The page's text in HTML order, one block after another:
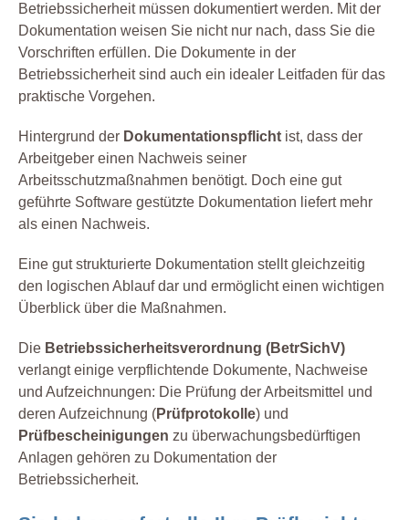
Betriebssicherheit müssen dokumentiert werden. Mit der
Dokumentation weisen Sie nicht nur nach, dass Sie die
Vorschriften erfüllen. Die Dokumente in der
Betriebssicherheit sind auch ein idealer Leitfaden für das
praktische Vorgehen.
Hintergrund der Dokumentationspflicht ist, dass der
Arbeitgeber einen Nachweis seiner
Arbeitsschutzmaßnahmen benötigt. Doch eine gut
geführte Software gestützte Dokumentation liefert mehr
als einen Nachweis.
Eine gut strukturierte Dokumentation stellt gleichzeitig
den logischen Ablauf dar und ermöglicht einen wichtigen
Überblick über die Maßnahmen.
Die Betriebssicherheitsverordnung (BetrSichV)
verlangt einige verpflichtende Dokumente, Nachweise
und Aufzeichnungen: Die Prüfung der Arbeitsmittel und
deren Aufzeichnung (Prüfprotokolle) und
Prüfbescheinigungen zu überwachungsbedürftigen
Anlagen gehören zu Dokumentation der
Betriebssicherheit.